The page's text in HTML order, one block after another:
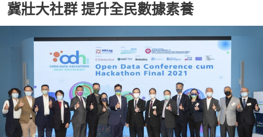
冀壯大社群 提升全民數據素養